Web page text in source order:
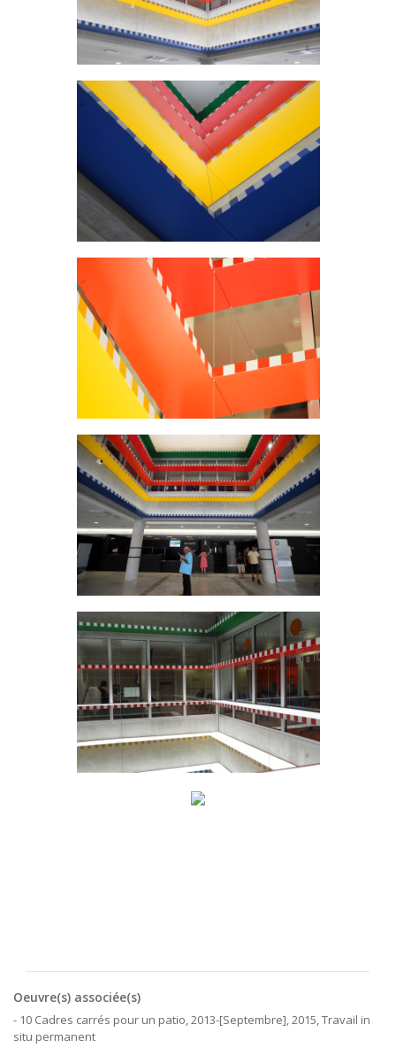
Oeuvre(s) associée(s)
- 10 Cadres carrés pour un patio, 2013-[Septembre], 2015, Travail in
situ permanent